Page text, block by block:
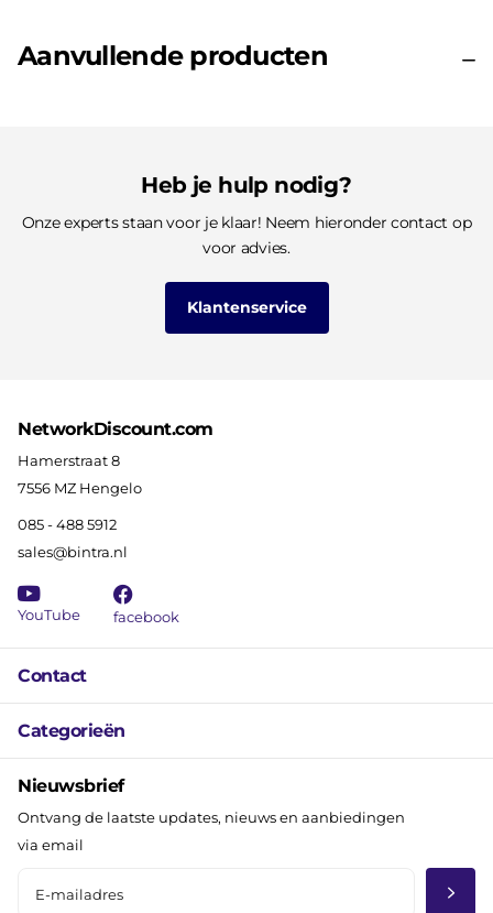
Aanvullende producten
Heb je hulp nodig?
Onze experts staan voor je klaar! Neem hieronder contact op
voor advies.
Klantenservice
Contact
Categorieën
NetworkDiscount.com
Hamerstraat 8
7556 MZ Hengelo
085 - 488 5912
sales@bintra.nl
YouTube facebook
Nieuwsbrief
Ontvang de laatste updates, nieuws en aanbiedingen
via email